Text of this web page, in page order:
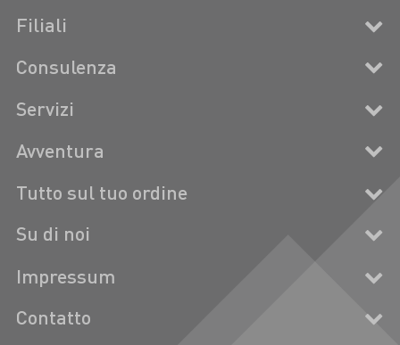
Filiali
Consulenza
Servizi
Avventura
Tutto sul tuo ordine
Su di noi
Impressum
Contatto